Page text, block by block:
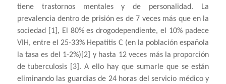
tiene trastornos mentales y de personalidad. La
prevalencia dentro de prisión es de 7 veces más que en la
sociedad [1], El 80% es drogodependiente, el 10% padece
VIH, entre el 25-33% Hepatitis C (en la población española
la tasa es del 1-2%)[2] y hasta 12 veces más la proporción
de tuberculosis [3]. A ello hay que sumarle que se están
eliminando las guardias de 24 horas del servicio médico y